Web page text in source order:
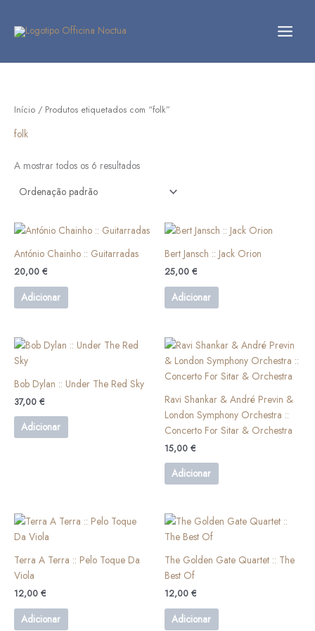
content
Início / Produtos etiquetados com “folk”
folk
A mostrar todos os 6 resultados
António Chainho :: Guitarradas
20,00 €
Adicionar
Bert Jansch :: Jack Orion
25,00 €
Adicionar
Bob Dylan :: Under The Red Sky
37,00 €
Adicionar
Ravi Shankar & André Previn &
London Symphony Orchestra ::
Concerto For Sitar & Orchestra
15,00 €
Adicionar
Terra A Terra :: Pelo Toque Da
Viola
12,00 €
Adicionar
The Golden Gate Quartet ‎:: The
Best Of
12,00 €
Adicionar